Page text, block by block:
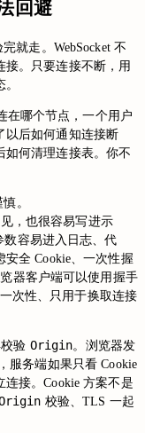
回避
就走。WebSocket 不
。只要连接不断，用
在哪个节点，一个用户
以后如何通知连接断
如何清理连接表。你不
。
，也很容易写进示
数容易进入日志、代
全 Cookie、一次性握
器客户端可以使用握手
次性、只用于换取连接
验 Origin。浏览器发
服务端如果只看 Cookie
接。Cookie 方案不是
校验、TLS 一起